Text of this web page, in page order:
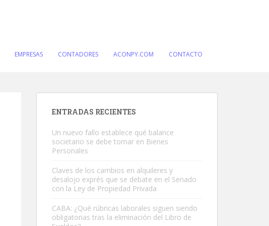
EMPRESAS CONTADORES ACONPY.COM CONTACTO
ENTRADAS RECIENTES
Un nuevo fallo establece qué balance
societario se debe tomar en Bienes
Personales
Claves de los cambios en alquileres y
desalojo exprés que se debate en el Senado
con la Ley de Propiedad Privada
CABA: ¿Qué rúbricas laborales siguen siendo
obligatorias tras la eliminación del Libro de